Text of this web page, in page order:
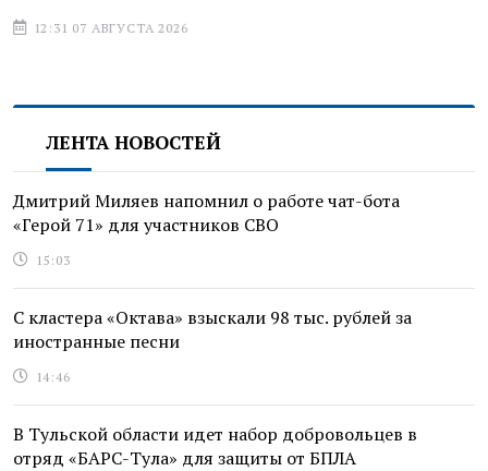
12:31 07 АВГУСТА 2026
ЛЕНТА НОВОСТЕЙ
Дмитрий Миляев напомнил о работе чат-бота
«Герой 71» для участников СВО
15:03
С кластера «Октава» взыскали 98 тыс. рублей за
иностранные песни
14:46
В Тульской области идет набор добровольцев в
отряд «БАРС-Тула» для защиты от БПЛА